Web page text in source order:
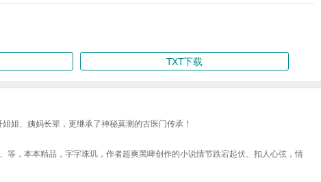
TXT下载
姐、姨妈长辈，更继承了神秘莫测的古医门传承！
等，本本精品，字字珠玑，作者超爽黑啤创作的小说情节跌宕起伏、扣人心弦，情